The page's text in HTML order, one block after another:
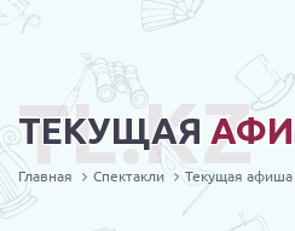
ТЕКУЩАЯ
TL.KZ
Главная Спектакли Текущая афиша